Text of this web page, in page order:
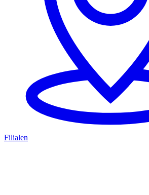
Filialen